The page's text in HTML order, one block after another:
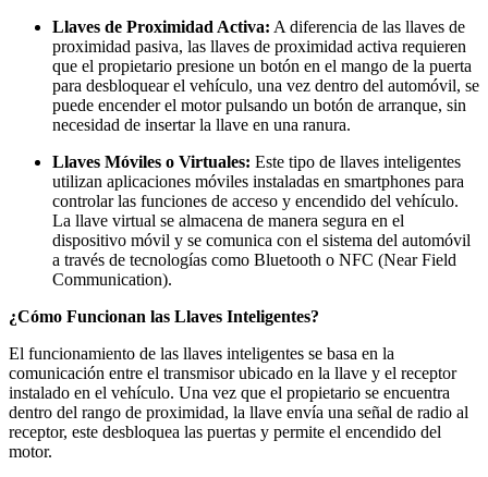
Llaves de Proximidad Activa: A diferencia de las llaves de
proximidad pasiva, las llaves de proximidad activa requieren
que el propietario presione un botón en el mango de la puerta
para desbloquear el vehículo, una vez dentro del automóvil, se
puede encender el motor pulsando un botón de arranque, sin
necesidad de insertar la llave en una ranura.
Llaves Móviles o Virtuales: Este tipo de llaves inteligentes
utilizan aplicaciones móviles instaladas en smartphones para
controlar las funciones de acceso y encendido del vehículo.
La llave virtual se almacena de manera segura en el
dispositivo móvil y se comunica con el sistema del automóvil
a través de tecnologías como Bluetooth o NFC (Near Field
Communication).
¿Cómo Funcionan las Llaves Inteligentes?
El funcionamiento de las llaves inteligentes se basa en la
comunicación entre el transmisor ubicado en la llave y el receptor
instalado en el vehículo. Una vez que el propietario se encuentra
dentro del rango de proximidad, la llave envía una señal de radio al
receptor, este desbloquea las puertas y permite el encendido del
motor.